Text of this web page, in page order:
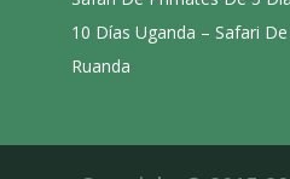
10 Días Uganda – Safari
Ruanda